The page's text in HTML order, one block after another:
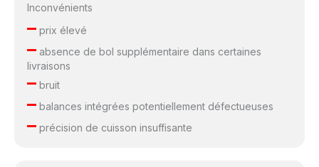
Inconvénients
–prix élevé
–absence de bol supplémentaire dans certaines
livraisons
–bruit
–balances intégrées potentiellement défectueuses
–précision de cuisson insuffisante